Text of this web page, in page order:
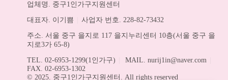
업체명. 중구1인가구지원센터
대표자. 이기쁨 사업자 번호. 228-82-73432
주소. 서울 중구 을지로 117 을지누리센터 10층(서울 중구 을
지로3가 65-8)
TEL. 02-6953-1299(1인가구) MAIL. nurij1in@naver.com
FAX. 02-6953-1302
© 2025. 중구1인가구지원센터. All rights reserved